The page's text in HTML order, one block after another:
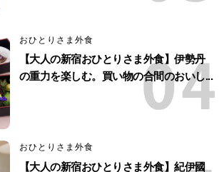
おひとりさま外食
【大人の新宿おひとりさま外食】伊勢丹
の重力を楽しむ。買い物の合間のおいし...
おひとりさま外食
【大人の新宿おひとりさま外食】紀伊國